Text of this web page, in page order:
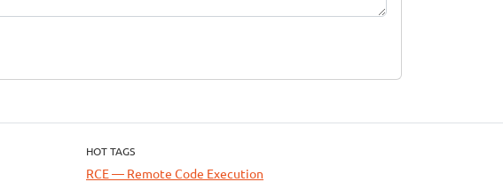
HOT TAGS
RCE — Remote Code Execution